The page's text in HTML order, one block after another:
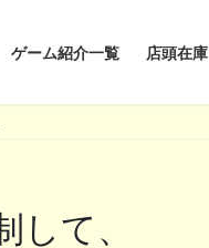
ゲーム紹介一覧 店頭在庫